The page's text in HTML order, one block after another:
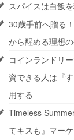
スパイスは白飯
30歳手前へ贈る
から醒める理想の
コインランドリ
資できる人は『
用する
Timeless
てキスも』マー